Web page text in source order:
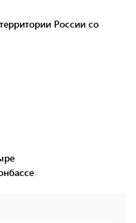
России со